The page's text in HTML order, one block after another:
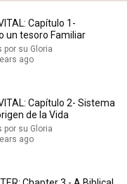
un
Capítulo 1-
un tesoro Familiar
su Gloria
ago
Capítulo 2- Sistema
de la Vida
su Gloria
ago